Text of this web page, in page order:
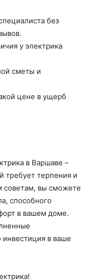
без
у электрика
сметы и
цене в ущерб
в Варшаве –
требует терпения и
советам, вы сможете
способного
в вашем доме.
в ваше